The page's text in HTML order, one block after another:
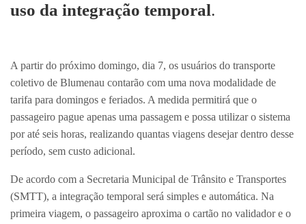
uso da integração temporal.
A partir do próximo domingo, dia 7, os usuários do transporte
coletivo de Blumenau contarão com uma nova modalidade de
tarifa para domingos e feriados. A medida permitirá que o
passageiro pague apenas uma passagem e possa utilizar o sistema
por até seis horas, realizando quantas viagens desejar dentro desse
período, sem custo adicional.
De acordo com a Secretaria Municipal de Trânsito e Transportes
(SMTT), a integração temporal será simples e automática. Na
primeira viagem, o passageiro aproxima o cartão no validador e o